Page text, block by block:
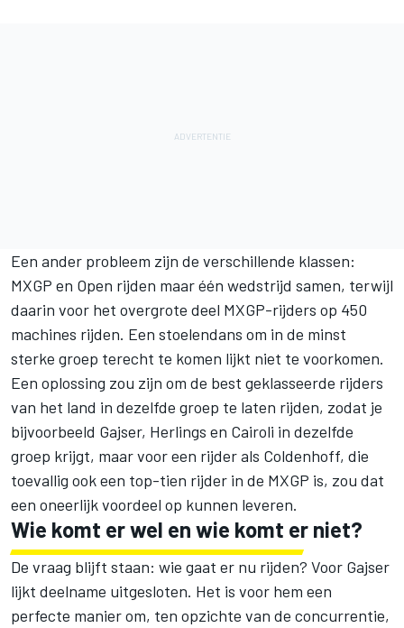
Een ander probleem zijn de verschillende klassen:
MXGP en Open rijden maar één wedstrijd samen, terwijl
daarin voor het overgrote deel MXGP-rijders op 450
machines rijden. Een stoelendans om in de minst
sterke groep terecht te komen lijkt niet te voorkomen.
Een oplossing zou zijn om de best geklasseerde rijders
van het land in dezelfde groep te laten rijden, zodat je
bijvoorbeeld Gajser, Herlings en Cairoli in dezelfde
groep krijgt, maar voor een rijder als Coldenhoff, die
toevallig ook een top-tien rijder in de MXGP is, zou dat
een oneerlijk voordeel op kunnen leveren.
Wie komt er wel en wie komt er niet?
De vraag blijft staan: wie gaat er nu rijden? Voor Gajser
lijkt deelname uitgesloten. Het is voor hem een
perfecte manier om, ten opzichte van de concurrentie,